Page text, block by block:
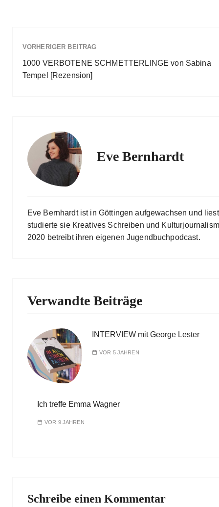
VORHERIGER BEITRAG
1000 VERBOTENE SCHMETTERLINGE von Sabina
Tempel [Rezension]
Eve Bernhardt
Eve Bernhardt ist in Göttingen aufgewachsen und
studierte sie Kreatives Schreiben und
2020 betreibt ihren eigenen Jugendbuchpodcast.
Verwandte Beiträge
INTERVIEW mit George Lester
VOR 5 JAHREN
Ich treffe Emma Wagner
VOR 9 JAHREN
Schreibe einen Kommentar